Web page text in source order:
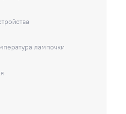
лампочки